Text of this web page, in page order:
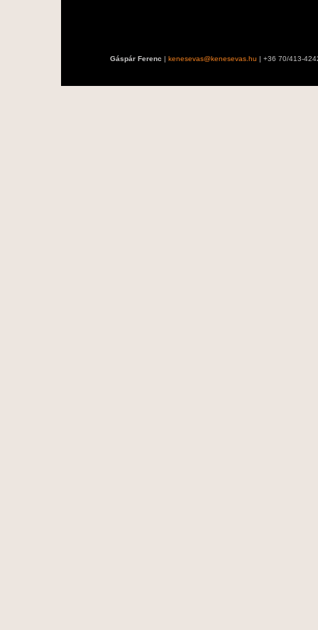
Gáspár Ferenc | kenesevas@kenesevas.hu | +36 70/413-